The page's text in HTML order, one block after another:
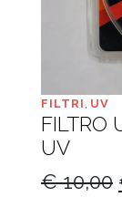
FILTRI UV
FILTRO
UV
€10,00